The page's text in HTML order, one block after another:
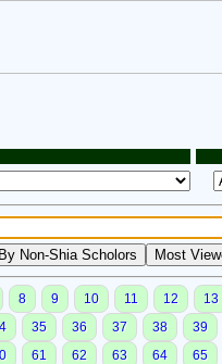
8 9 10 11 12
13
35 36 37 38
39
61 62 63 64
65